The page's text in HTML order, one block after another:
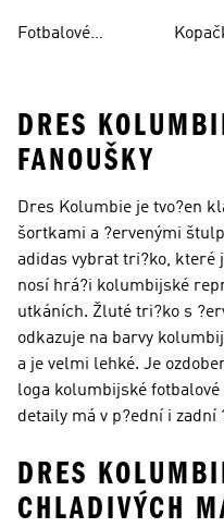
Fotbalové
DRES
FANOUŠKY
Dres Kolumbie je tvo?en
šortkami a ?ervenými
adidas vybrat tri?ko, které
nosí hrá?i kolumbijské
utkáních. Žluté tri?ko s
odkazuje na barvy
a je velmi lehké. Je
loga kolumbijské
detaily má v p?ední i
DRES
CHLADIVÝCH